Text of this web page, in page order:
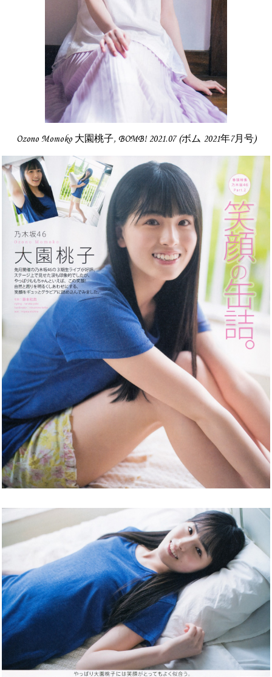
Ozono Momoko 大園桃子, BOMB! 2021.07 (ボム 2021年7月号)